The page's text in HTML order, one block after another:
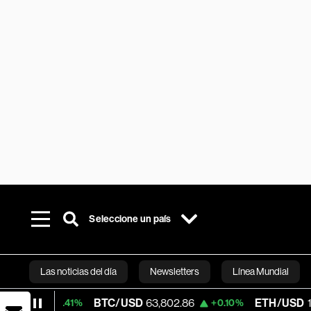
Seleccione un país
Las noticias del día Newsletters Línea Mundial
Bloomberg
BTC/USD 63,802.86 +0.10% ETH/USD 1,864.745